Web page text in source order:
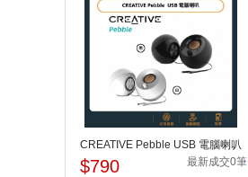
CREATIVE Pebble USB 電腦喇叭
$790 最新成交0筆